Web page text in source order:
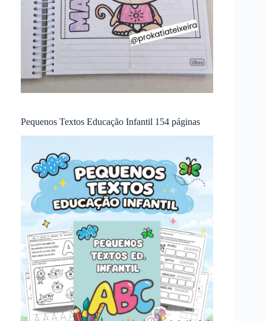
Pequenos Textos Educação Infantil 154 páginas